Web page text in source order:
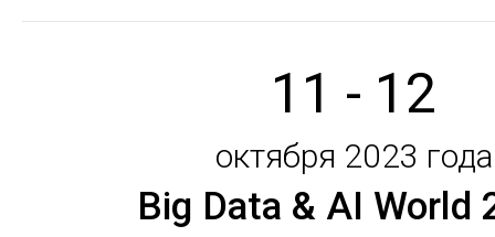
11 - 12
октября 2023 года
Big Data & AI World